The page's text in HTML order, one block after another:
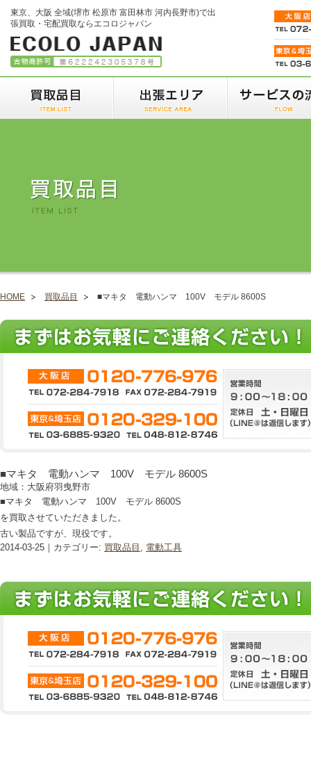
東京、大阪 全域(堺市 松原市 富田林市 河内長野市)で出
張買取・宅配買取ならエコロジャパン
HOME 買取品目 ■マキタ 電動ハンマ 100V モデル 8600S
■マキタ 電動ハンマ 100V モデル 8600S
地域：大阪府羽曳野市
■マキタ 電動ハンマ 100V モデル 8600S
を買取させていただきました。
古い製品ですが、現役です。
2014-03-25｜カテゴリー: 買取品目 , 電動工具